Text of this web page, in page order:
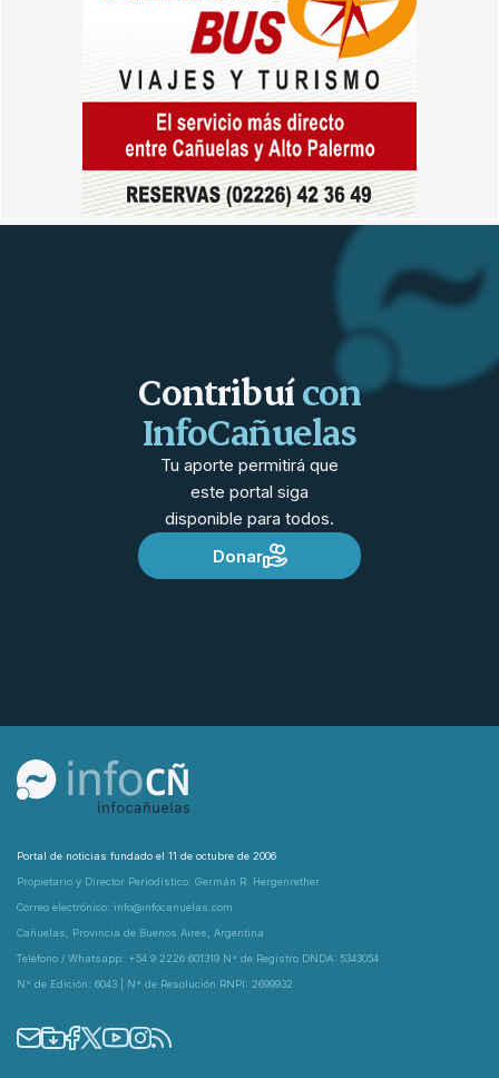
Contribuícon
InfoCañuelas
Tu aporte permitirá que
este portal siga
disponible para todos.
Donar
Portal de noticias fundado el 11 de octubre de 2006
Propietario y Director Periodístico: Germán R. Hergenrether
Correo electrónico: info@infocanuelas.com
Cañuelas, Provincia de Buenos Aires, Argentina
Teléfono / Whatsapp: +54 9 2226 601319 N° de Registro DNDA: 5343054
N° de Edición: 6043 | N° de Resolución RNPI: 2699932